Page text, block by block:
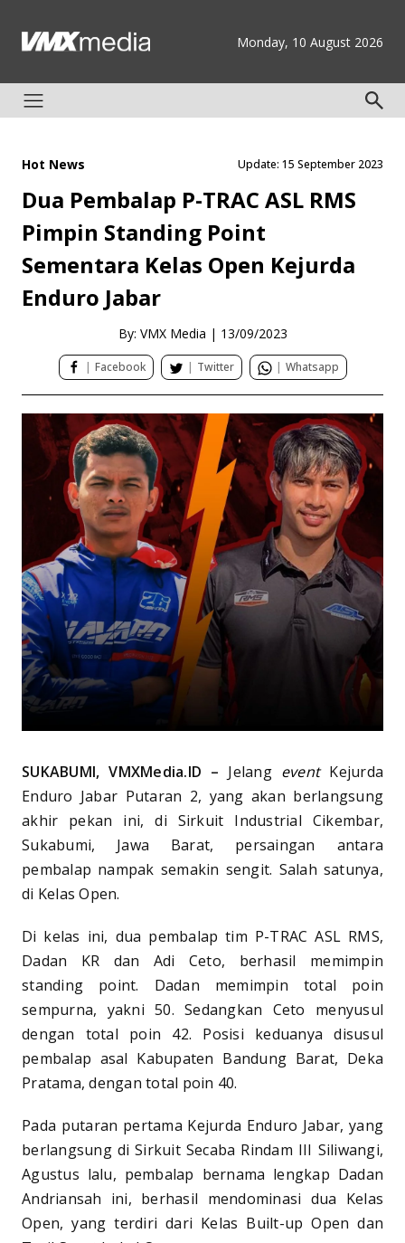
Monday, 10 August 2026
Hot News Update: 15 September 2023
Dua Pembalap P-TRAC ASL RMS
Pimpin Standing Point
Sementara Kelas Open Kejurda
Enduro Jabar
By: VMX Media | 13/09/2023
| Facebook | Twitter | Whatsapp
SUKABUMI, VMXMedia.ID – Jelang eventKejurda
Enduro Jabar Putaran 2, yang akan berlangsung
akhir pekan ini, di Sirkuit Industrial Cikembar,
Sukabumi, Jawa Barat, persaingan antara
pembalap nampak semakin sengit. Salah satunya,
di Kelas Open.
Di kelas ini, dua pembalap tim P-TRAC ASL RMS,
Dadan KR dan Adi Ceto, berhasil memimpin
standing point. Dadan memimpin total poin
sempurna, yakni 50. Sedangkan Ceto menyusul
dengan total poin 42. Posisi keduanya disusul
pembalap asal Kabupaten Bandung Barat, Deka
Pratama, dengan total poin 40.
Pada putaran pertama Kejurda Enduro Jabar, yang
berlangsung di Sirkuit Secaba Rindam III Siliwangi,
Agustus lalu, pembalap bernama lengkap Dadan
Andriansah ini, berhasil mendominasi dua Kelas
Open, yang terdiri dari Kelas Built-up Open dan